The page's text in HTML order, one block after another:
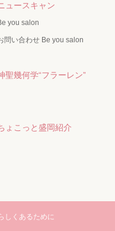
ュースキャン
you salon
問い合わせ Be you salon
聖幾何学“フラーレン”
ょこっと盛岡紹介
しくあるために